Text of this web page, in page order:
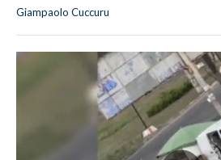
Giampaolo Cuccuru